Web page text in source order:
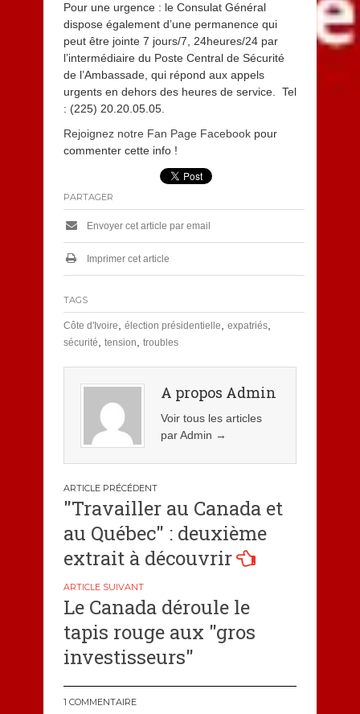
Pour une urgence : le Consulat Général
dispose également d’une permanence qui
peut être jointe 7 jours/7, 24heures/24 par
l’intermédiaire du Poste Central de Sécurité
de l’Ambassade, qui répond aux appels
urgents en dehors des heures de service. Tel
: (225) 20.20.05.05.
Rejoignez notre Fan Page Facebookpour
commenter cette info !
PARTAGER
Envoyer cet article par email
Imprimer cet article
TAGS
Côte d'Ivoire élection présidentielle expatriés,
sécurité tension troubles
A propos Admin
Voir tous les articles
par Admin →
Navigation
de
l’article
"Travailler au Canada et
au Québec" : deuxième
extrait à découvrir
Le Canada déroule le
tapis rouge aux "gros
investisseurs"
1 COMMENTAIRE